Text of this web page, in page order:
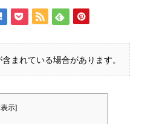
まれている場合があります。
示]